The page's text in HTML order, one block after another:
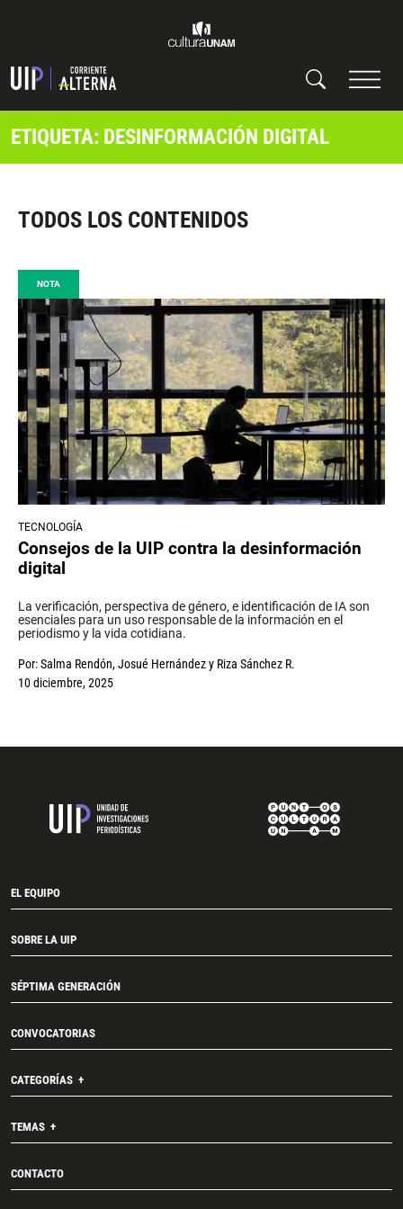
ETIQUETA: DESINFORMACIÓN DIGITAL
TODOS LOS CONTENIDOS
NOTA
TECNOLOGÍA
Consejos de la UIP contra la desinformación
digital
La verificación, perspectiva de género, e identificación de IA son
esenciales para un uso responsable de la información en el
periodismo y la vida cotidiana.
Por:Salma Rendón,Josué Hernándezy Riza Sánchez R.
10 diciembre, 2025
EL EQUIPO
SOBRE LA UIP
SÉPTIMA GENERACIÓN
CONVOCATORIAS
CATEGORÍAS
TEMAS
CONTACTO